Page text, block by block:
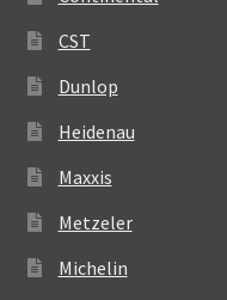
CST
Dunlop
Heidenau
Maxxis
Metzeler
Michelin